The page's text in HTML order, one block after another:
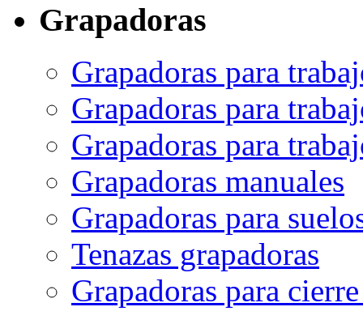
Grapadoras
Grapadoras para
Grapadoras para
Grapadoras para
Grapadoras manuales
Grapadoras para
Tenazas grapadoras
Grapadoras para